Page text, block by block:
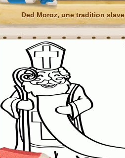
Ded Moroz, une tradition slave